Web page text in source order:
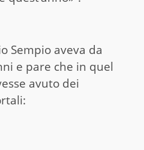
Sempio aveva da
e pare che in quel
avuto dei